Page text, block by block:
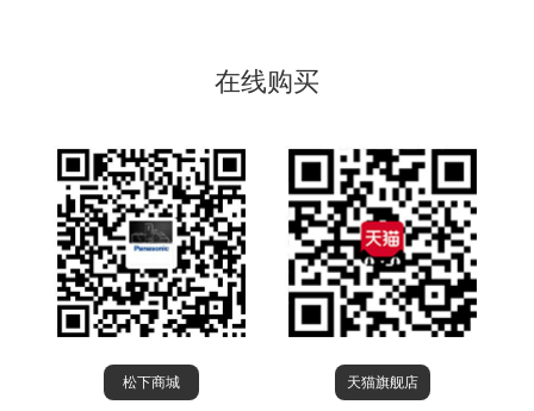
在线购买
松下商城 天猫旗舰店